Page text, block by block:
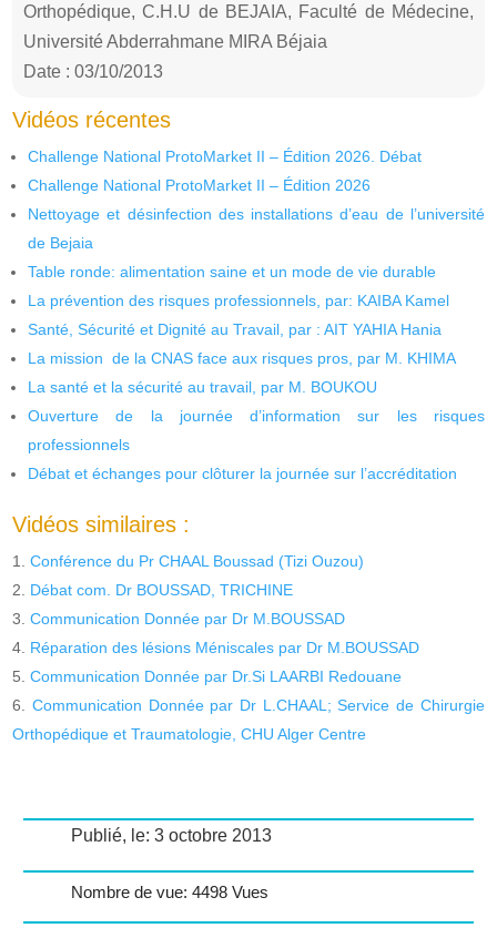
Orthopédique, C.H.U de BEJAIA, Faculté de Médecine,
Université Abderrahmane MIRA Béjaia
Date : 03/10/2013
Vidéos récentes
Challenge National ProtoMarket II – Édition 2026. Débat
Challenge National ProtoMarket II – Édition 2026
Nettoyage et désinfection des installations d’eau de l’université
de Bejaia
Table ronde: alimentation saine et un mode de vie durable
La prévention des risques professionnels, par: KAIBA Kamel
Santé, Sécurité et Dignité au Travail, par : AIT YAHIA Hania
La mission de la CNAS face aux risques pros, par M. KHIMA
La santé et la sécurité au travail, par M. BOUKOU
Ouverture de la journée d’information sur les risques
professionnels
Débat et échanges pour clôturer la journée sur l’accréditation
Vidéos similaires :
Conférence du Pr CHAAL Boussad (Tizi Ouzou)
Débat com. Dr BOUSSAD, TRICHINE
Communication Donnée par Dr M.BOUSSAD
Réparation des lésions Méniscales par Dr M.BOUSSAD
Communication Donnée par Dr.Si LAARBI Redouane
Communication Donnée par Dr L.CHAAL; Service de Chirurgie
Orthopédique et Traumatologie, CHU Alger Centre
Publié, le: 3 octobre 2013
Nombre de vue: 4498 Vues